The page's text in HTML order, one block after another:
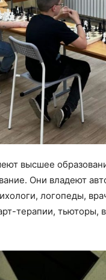
высшее
Они владеют
логопеды,
терапии, тьюторы,